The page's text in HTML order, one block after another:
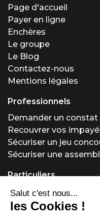
Page d'accueil
Payer en ligne
Enchères
Le groupe
Le Blog
Contactez-nous
Mentions légales
Professionnels
Demander un
Recouvrer vos
Sécuriser un jeu
Sécuriser une
Particuliers
Demander un
Régler un problème